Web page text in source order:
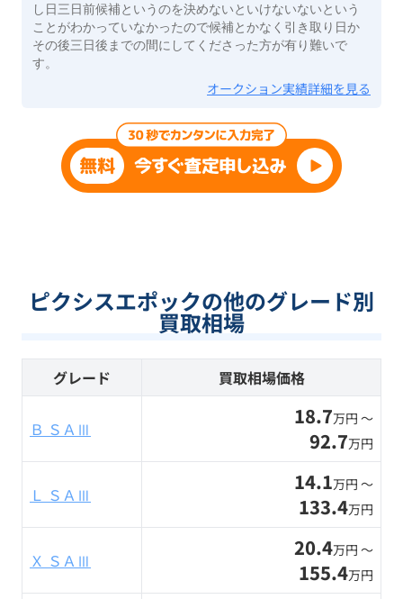
し日三日前候補というのを決めないといけないないという
ことがわかっていなかったので候補とかなく引き取り日か
その後三日後までの間にしてくださった方が有り難いで
す。
オークション実績詳細を見る
ピクシスエポックの他のグレード別
買取相場
グレード 買取相場価格
Ｂ ＳＡⅢ 18.7万円 〜
92.7万円
Ｌ ＳＡⅢ 14.1万円 〜
133.4万円
Ｘ ＳＡⅢ 20.4万円 〜
155.4万円